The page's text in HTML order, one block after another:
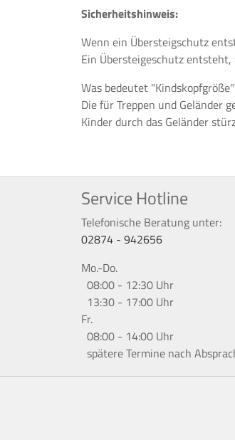
Sicherheitshinweis:
Wenn ein Übersteigschutz
Ein Übersteigeschutz
Was bedeutet
Die für Treppen und Geländer
Kinder durch das Geländer
Service Hotline
Telefonische Beratung unter:
02874 - 942656
Mo.-Do.
08:00 - 12:30 Uhr
13:30 - 17:00 Uhr
Fr.
08:00 - 14:00 Uhr
spätere Termine nach